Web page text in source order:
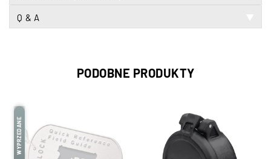
Q & A
PODOBNE PRODUKTY
WYPRZEDANE